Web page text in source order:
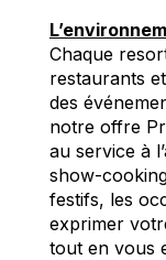
Chaque
restaurants
des
notre offre
au service à
show-
festifs, les
exprimer
tout en vous